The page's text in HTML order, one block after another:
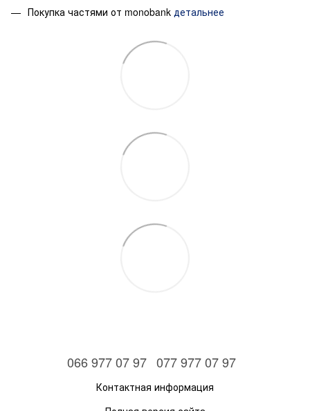
Покупка частями от monobank детальнее
066 977 07 97 077 977 07 97
Контактная информация